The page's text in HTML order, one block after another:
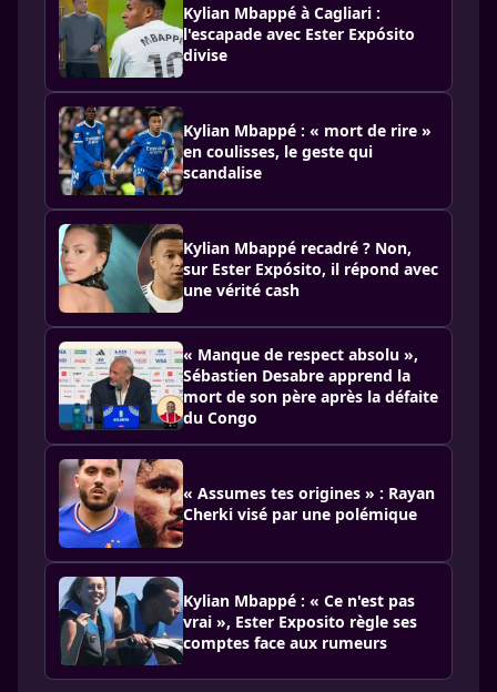
Kylian Mbappé à Cagliari :
l'escapade avec Ester Expósito
divise
Kylian Mbappé : « mort de rire »
en coulisses, le geste qui
scandalise
Kylian Mbappé recadré ? Non,
sur Ester Expósito, il répond avec
une vérité cash
« Manque de respect absolu »,
Sébastien Desabre apprend la
mort de son père après la défaite
du Congo
« Assumes tes origines » : Rayan
Cherki visé par une polémique
Kylian Mbappé : « Ce n'est pas
vrai », Ester Exposito règle ses
comptes face aux rumeurs